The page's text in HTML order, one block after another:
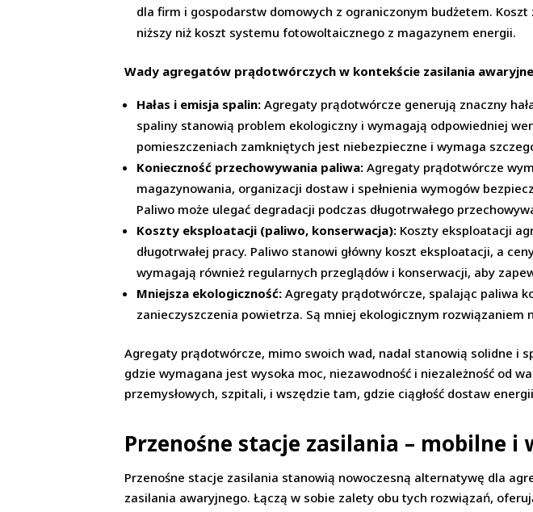
dla firm i gospodarstw domowych z ograniczonym budżetem.
niższy niż koszt systemu fotowoltaicznego z magazynem energii.
Wady agregatów prądotwórczych w kontekście zasilania
Hałas i emisja spalin: Agregaty prądotwórcze generują znaczny
spaliny stanowią problem ekologiczny i wymagają odpowiedniej
pomieszczeniach zamkniętych jest niebezpieczne i wymaga
Konieczność przechowywania paliwa: Agregaty prądotwórcze
magazynowania, organizacji dostaw i spełnienia wymogów
Paliwo może ulegać degradacji podczas długotrwałego
Koszty eksploatacji (paliwo, konserwacja): Koszty eksploatacji
długotrwałej pracy. Paliwo stanowi główny koszt eksploatacji, a
wymagają również regularnych przeglądów i konserwacji, aby
Mniejsza ekologiczność: Agregaty prądotwórcze, spalając paliwa
zanieczyszczenia powietrza. Są mniej ekologicznym
Agregaty prądotwórcze, mimo swoich wad, nadal stanowią solidne i
gdzie wymagana jest wysoka moc, niezawodność i niezależność od
przemysłowych, szpitali, i wszędzie tam, gdzie ciągłość dostaw
Przenośne stacje zasilania – mobilne i
Przenośne stacje zasilania stanowią nowoczesną alternatywę dla
zasilania awaryjnego. Łączą w sobie zalety obu tych rozwiązań,